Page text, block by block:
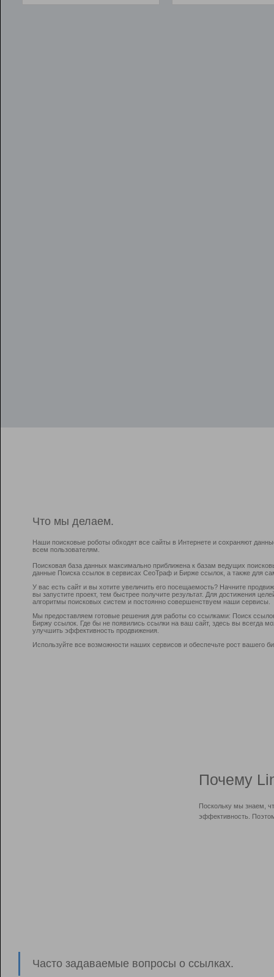
Что мы делаем.
Наши поисковые роботы обходят все сайты в Интернете и сохраняют
всем пользователям.
Поисковая база данных максимально приближена к базам ведущих
данные Поиска ссылок в сервисах СеоТраф и Бирже ссылок, а также для
У вас есть сайт и вы хотите увеличить его посещаемость? Начните
вы запустите проект, тем быстрее получите результат. Для достижения
алгоритмы поисковых систем и постоянно совершенствуем наши сервисы.
Мы предоставляем готовые решения для работы со ссылками: Поиск
Биржу ссылок. Где бы не появились ссылки на ваш сайт, здесь вы всегда
улучшить эффективность продвижения.
Используйте все возможности наших сервисов и обеспечьте рост вашего
Почему
Поскольку мы знаем,
эффективность.
Часто задаваемые вопросы о ссылках.